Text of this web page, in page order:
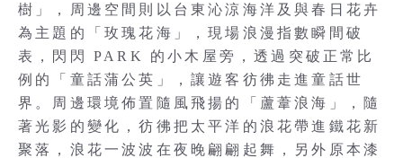
樹」，周邊空間則以台東沁涼海洋及與春日花卉
為主題的「玫瑰花海」，現場浪漫指數瞬間破
表，閃閃 PARK 的小木屋旁，透過突破正常比
例的「童話蒲公英」，讓遊客彷彿走進童話世
界。周邊環境佈置隨風飛揚的「蘆葦浪海」，隨
著光影的變化，彷彿把太平洋的浪花帶進鐵花新
聚落，浪花一波波在夜晚翩翩起舞，另外原本漆